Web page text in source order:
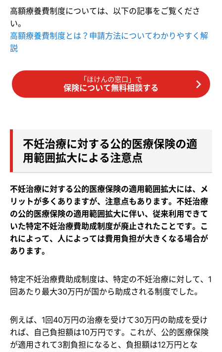
高額療養費制度については、以下の記事をご覧くださ
い。
高額療養費制度とは？申請方法についてわかりやすく解
説
「ほけんの窓口」で
保険について無料相談する
不妊治療に対する公的医療保険の適
用範囲拡大による注意点
不妊治療に対する公的医療保険の適用範囲拡大には、メ
リットが多くありますが、注意点もあります。不妊治療
の公的医療保険の適用範囲拡大に伴い、従来利用できて
いた特定不妊治療費助成制度が廃止されたことです。こ
れによって、人によっては費用負担が大きくなる場合が
あります。
特定不妊治療費助成制度は、特定の不妊治療に対して、1
回あたり最大30万円が国から助成される制度でした。
例えば、1回40万円の治療を受けて30万円の助成を受け
れば、自己負担額は10万円です。これが、公的医療保険
が適用されて3割負担になると、負担額は12万円とな